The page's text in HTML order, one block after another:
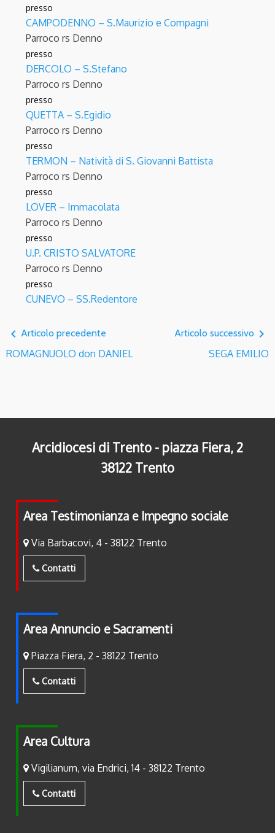
presso
CAMPODENNO – S.Maurizio e Compagni
Parroco rs Denno
presso
DERCOLO – S.Stefano
Parroco rs Denno
presso
QUETTA – S.Egidio
Parroco rs Denno
presso
TERMON – Natività di S. Giovanni Battista
Parroco rs Denno
presso
LOVER – Immacolata
Parroco rs Denno
presso
U.P. CRISTO SALVATORE
Parroco rs Denno
presso
CUNEVO – SS.Redentore
navigate_before Articolo precedente
ROMAGNUOLO don DANIEL
Articolo successivo navigate_next
SEGA EMILIO
Arcidiocesi di Trento - piazza Fiera, 2
38122 Trento
Area Testimonianza e Impegno sociale
Via Barbacovi, 4 - 38122 Trento
Contatti
Area Annuncio e Sacramenti
Piazza Fiera, 2 - 38122 Trento
Contatti
Area Cultura
Vigilianum, via Endrici, 14 - 38122 Trento
Contatti